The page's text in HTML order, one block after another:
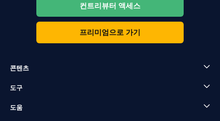
컨트리뷰터 액세스
프리미엄으로 가기
콘텐츠
도구
도움